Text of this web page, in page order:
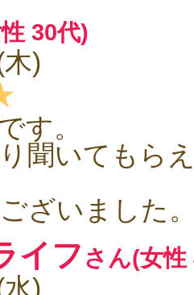
30代)
)
す。
聞いてもら
ざいました
イフ さん(女性
)